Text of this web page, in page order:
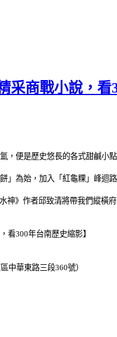
采商戰小說，看
，便是歷史悠長的各式甜鹹小點
」為始，加入「紅龜粿」峰
神》作者邱致清將帶我們縱橫
看300年台南歷史縮影】
中華東路三段360號）